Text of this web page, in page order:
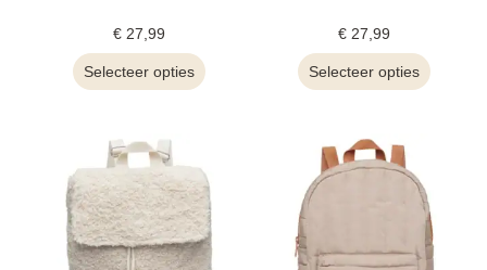
€ 27,99
Selecteer opties
€27,99
Selecteer opties